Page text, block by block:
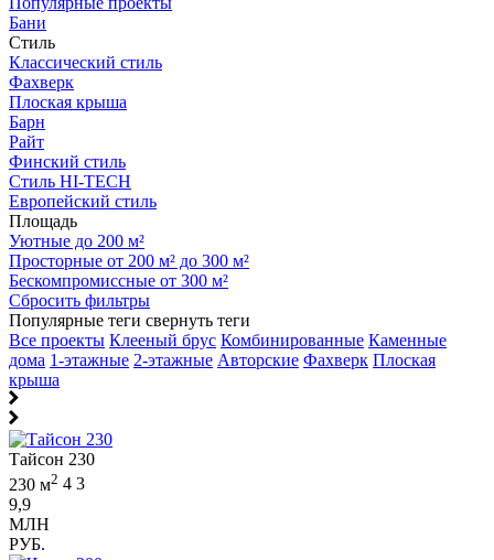
Бани
Стиль
Классический стиль
Фахверк
Плоская крыша
Барн
Райт
Финский стиль
Стиль HI-TECH
Европейский стиль
Площадь
Уютные до 200 м²
Просторные от 200 м² до 300 м²
Бескомпромиссные от 300 м²
Сбросить фильтры
Популярные теги свернуть теги
Все проекты Клееный брус Комбинированные Каменные
дома 1-этажные 2-этажные Авторские Фахверк Плоская
крыша
Тайсон 230
230 м2 4 3
9,9
МЛН
РУБ.